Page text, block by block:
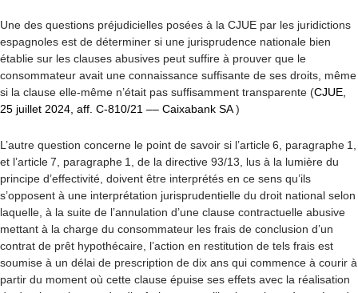
Une des questions préjudicielles posées à la CJUE par les juridictions
espagnoles est de déterminer si une jurisprudence nationale bien
établie sur les clauses abusives peut suffire à prouver que le
consommateur avait une connaissance suffisante de ses droits, même
si la clause elle-même n’était pas suffisamment transparente (CJUE,
25 juillet 2024, aff. C-810/21 –– Caixabank SA)
L’autre question concerne le point de savoir si l’article 6, paragraphe 1,
et l’article 7, paragraphe 1, de la directive 93/13, lus à la lumière du
principe d’effectivité, doivent être interprétés en ce sens qu’ils
s’opposent à une interprétation jurisprudentielle du droit national selon
laquelle, à la suite de l’annulation d’une clause contractuelle abusive
mettant à la charge du consommateur les frais de conclusion d’un
contrat de prêt hypothécaire, l’action en restitution de tels frais est
soumise à un délai de prescription de dix ans qui commence à courir à
partir du moment où cette clause épuise ses effets avec la réalisation